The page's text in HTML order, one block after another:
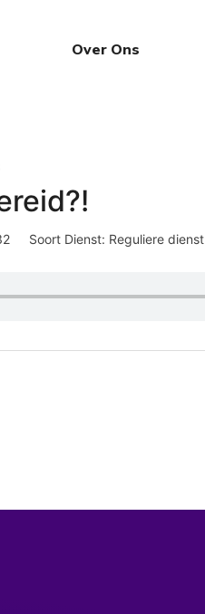
Over Ons
Soort Dienst: Reguliere dienst